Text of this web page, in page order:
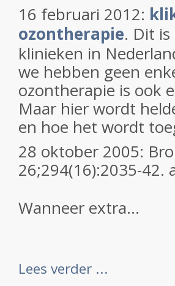
16 februari 2012:
ozontherapie. Dit
klinieken in
we hebben geen
ozontherapie is ook
Maar hier wordt
en hoe het wordt
28 oktober 2005:
26;294(16):2035-42.
Wanneer extra...
Lees verder ...